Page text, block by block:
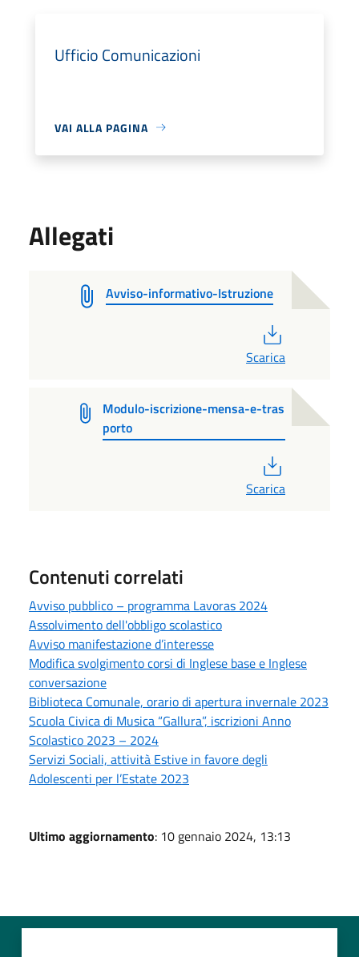
Ufficio Comunicazioni
VAI ALLA PAGINA
Allegati
Avviso-informativo-Istruzione
Scarica
Modulo-iscrizione-mensa-e-tras
porto
Scarica
Contenuti correlati
Avviso pubblico – programma Lavoras 2024
Assolvimento dell'obbligo scolastico
Avviso manifestazione d’interesse
Modifica svolgimento corsi di Inglese base e Inglese
conversazione
Biblioteca Comunale, orario di apertura invernale 2023
Scuola Civica di Musica “Gallura”, iscrizioni Anno
Scolastico 2023 – 2024
Servizi Sociali, attività Estive in favore degli
Adolescenti per l’Estate 2023
Ultimo aggiornamento: 10 gennaio 2024, 13:13